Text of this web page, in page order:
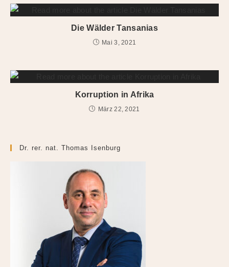
Die Wälder Tansanias
Mai 3, 2021
Korruption in Afrika
März 22, 2021
Dr. rer. nat. Thomas Isenburg